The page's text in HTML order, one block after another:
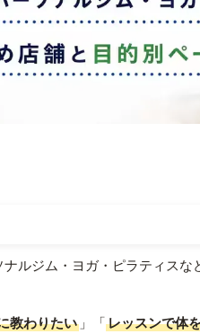
ルジム・ヨガ・ピラティス
教わりたい 」「レッスンで体